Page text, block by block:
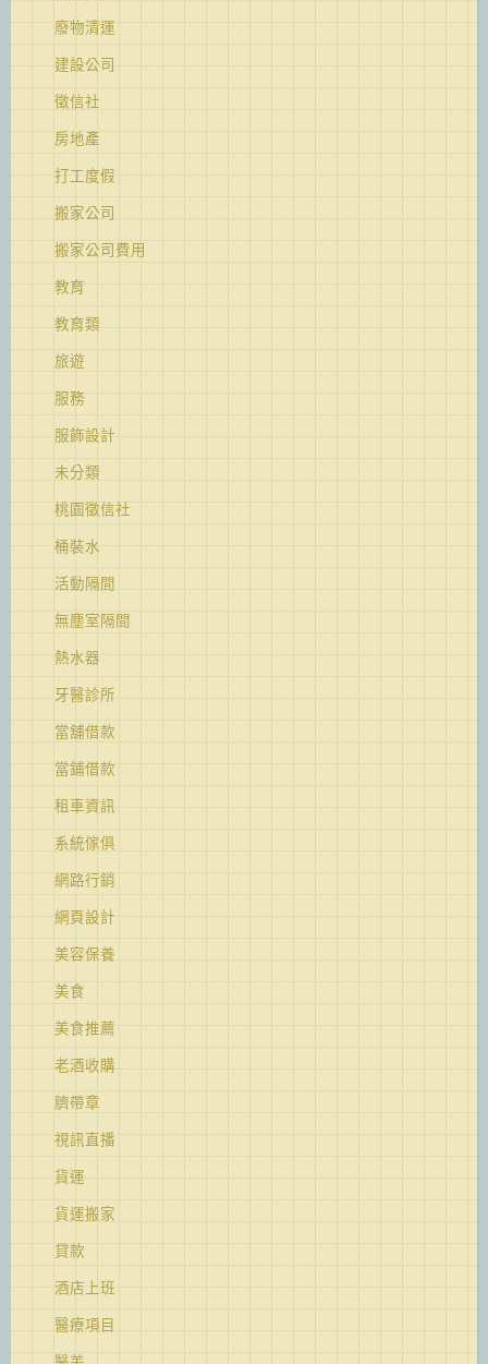
廢物清運
建設公司
徵信社
房地產
打工度假
搬家公司
搬家公司費用
教育
教育類
旅遊
服務
服飾設計
未分類
桃園徵信社
桶裝水
活動隔間
無塵室隔間
熱水器
牙醫診所
當舖借款
當鋪借款
租車資訊
系統傢俱
網路行銷
網頁設計
美容保養
美食
美食推薦
老酒收購
臍帶章
視訊直播
貨運
貨運搬家
貸款
酒店上班
醫療項目